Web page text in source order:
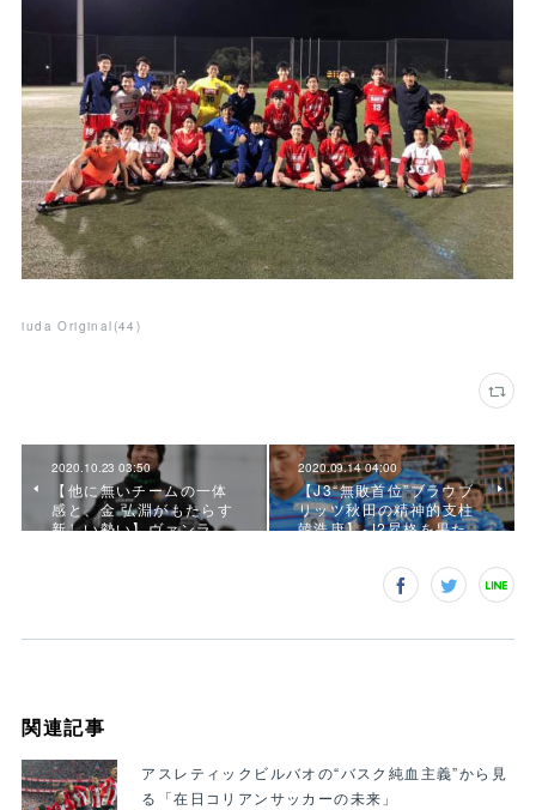
iuda Original (44 )
2020.10.23 03:50
【他に無いチームの一体
感と、金 弘淵がもたらす
新しい勢い】ヴァンラ…
2020.09.14 04:00
【J3“無敗首位”ブラウブ
リッツ秋田の精神的支柱
韓浩康】-J2昇格を果た…
関連記事
アスレティックビルバオの“バスク純血主義”から見
る「在日コリアンサッカーの未来」